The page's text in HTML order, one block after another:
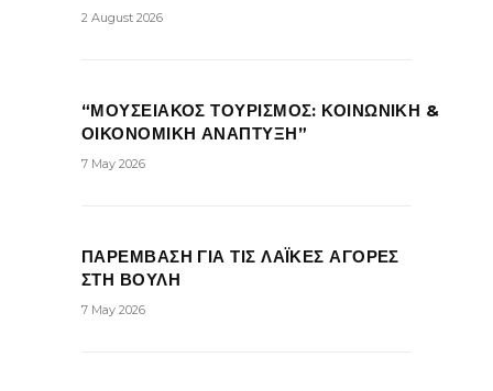
2 August 2026
“ΜΟΥΣΕΙΑΚΟΣ ΤΟΥΡΙΣΜΟΣ: ΚΟΙΝΩΝΙΚΗ &
ΟΙΚΟΝΟΜΙΚΗ ΑΝΑΠΤΥΞΗ”
7 May 2026
ΠΑΡΕΜΒΑΣΗ ΓΙΑ ΤΙΣ ΛΑΪΚΕΣ ΑΓΟΡΕΣ
ΣΤΗ ΒΟΥΛΗ
7 May 2026